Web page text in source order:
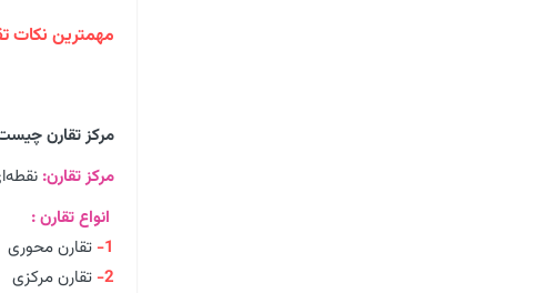
مهمترین نکات
مرکز تقارن
مرکز تقارن:
انواع تقارن :
1- تقارن محوری
2- تقارن مرکزی